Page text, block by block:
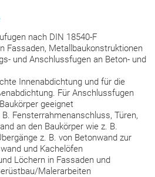
nach DIN 18540-F
Fassaden, Metallbaukonstruktionen
und Anschlussfugen an Beton- und
Innenabdichtung und für die
Für Anschlussfugen
geeignet
Fensterrahmenanschluss, Türen,
an den Baukörper wie z. B.
z. B. von Betonwand zur
und Kachelöfen
Löchern in Fassaden und
Malerarbeiten